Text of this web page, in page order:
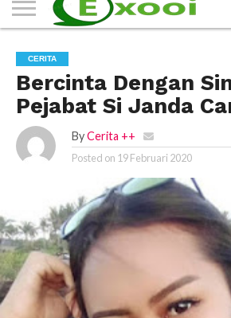
CERITA
Bercinta Dengan
Pejabat Si Janda
By Cerita ++
Posted on 19 Februari 2020